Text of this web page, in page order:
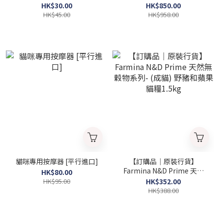
HK$30.00
HK$45.00
HK$850.00
HK$958.00
貓咪專用按摩器 [平行進口]
HK$80.00
HK$95.00
【訂購品｜原裝行貨】
Farmina N&D Prime 天然
無穀物系列- (成貓) 野豬和蘋
果 貓糧1.5kg
HK$352.00
HK$388.00